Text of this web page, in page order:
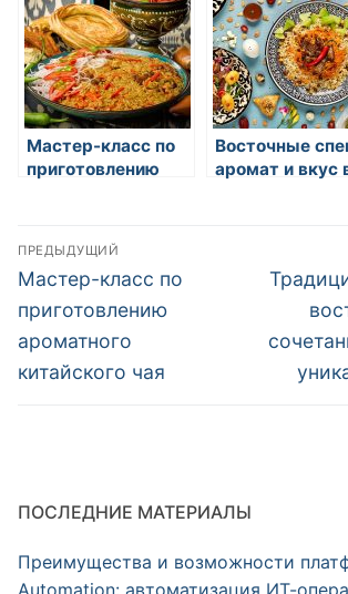
Мастер-класс по
приготовлению
Восточные
аромат и вкус
Навигация
по
записям
ПРЕДЫДУЩИЙ
Предыдущая
запись:
Мастер-класс по
приготовлению
ароматного
китайского чая
запись:
ПОСЛЕДНИЕ МАТЕРИАЛЫ
Преимущества и возможности